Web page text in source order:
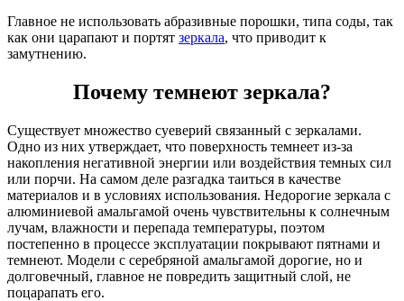
Главное не использовать абразивные порошки, типа соды, так
как они царапают и портят зеркала, что приводит к
замутнению.
Почему темнеют зеркала?
Существует множество суеверий связанный с зеркалами.
Одно из них утверждает, что поверхность темнеет из-за
накопления негативной энергии или воздействия темных сил
или порчи. На самом деле разгадка таиться в качестве
материалов и в условиях использования. Недорогие зеркала с
алюминиевой амальгамой очень чувствительны к солнечным
лучам, влажности и перепада температуры, поэтом
постепенно в процессе эксплуатации покрывают пятнами и
темнеют. Модели с серебряной амальгамой дорогие, но и
долговечный, главное не повредить защитный слой, не
поцарапать его.